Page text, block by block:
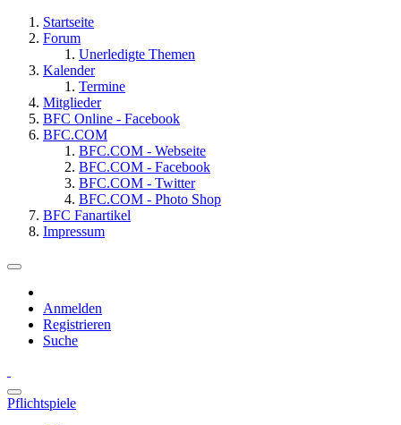
Startseite
Forum
Unerledigte Themen
Kalender
Termine
Mitglieder
BFC Online - Facebook
BFC.COM
BFC.COM - Webseite
BFC.COM - Facebook
BFC.COM - Twitter
BFC.COM - Photo Shop
BFC Fanartikel
Impressum
Anmelden
Registrieren
Suche
Pflichtspiele